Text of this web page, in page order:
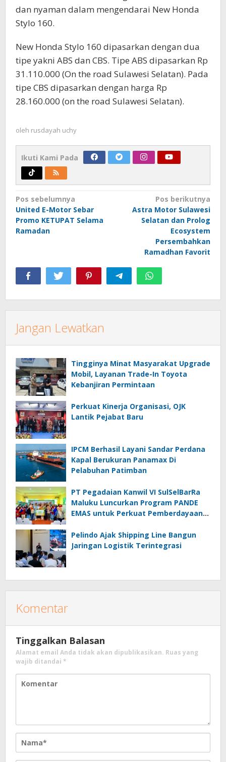
dan nyaman dalam mengendarai New Honda
Stylo 160.
New Honda Stylo 160 dipasarkan dengan dua
tipe yakni ABS dan CBS. Tipe ABS dipasarkan Rp
31.110.000 (On the road Sulawesi Selatan). Pada
tipe CBS dipasarkan dengan harga Rp
28.160.000 (on the road Sulawesi Selatan).
oleh rusdayah uchy
Ikuti Kami Pada
Navigasi
pos
Pos sebelumnya
United E-Motor Sebar
Promo KETUPAT Selama
Ramadan
Pos berikutnya
Astra Motor Sulawesi
Selatan dan Prolog
Ecosystem
Persembahkan
Ramadhan Favorit
Jangan Lewatkan
Tingginya Minat Masyarakat Upgrade
Mobil, Layanan Trade-In Toyota
Kebanjiran Permintaan
Perkuat Kinerja Organisasi, OJK
Lantik Pejabat Baru
IPCM Berhasil Layani Sandar Perdana
Kapal Berukuran Panamax Di
Pelabuhan Patimban
PT Pegadaian Kanwil VI SulSelBarRa
Maluku Luncurkan Program PANDE
EMAS untuk Perkuat Pemberdayaan
Pelindo Ajak Shipping Line Bangun
Jaringan Logistik Terintegrasi
Komentar
Tinggalkan Balasan
Alamat email Anda tidak akan dipublikasikan. Ruas yang
wajib ditandai *